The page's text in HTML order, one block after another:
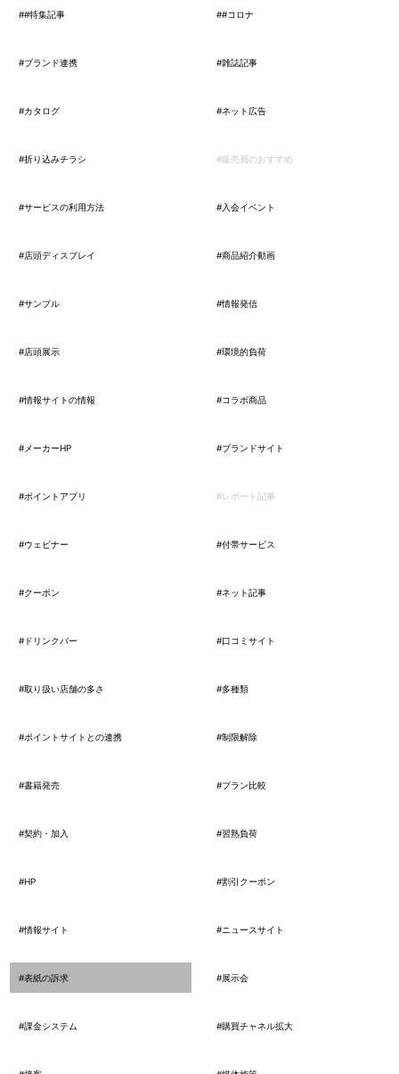
##特集記事 ##コロナ
#ブランド連携 #雑誌記事
#カタログ #ネット広告
#折り込みチラシ #販売員のおすすめ
#サービスの利用方法 #入会イベント
#店頭ディスプレイ #商品紹介動画
#サンプル #情報発信
#店頭展示 #環境的負荷
#情報サイトの情報 #コラボ商品
#メーカーHP #ブランドサイト
#ポイントアプリ #レポート記事
#ウェビナー #付帯サービス
#クーポン #ネット記事
#ドリンクバー #口コミサイト
#取り扱い店舗の多さ #多種類
#ポイントサイトとの連携 #制限解除
#書籍発売 #プラン比較
#契約・加入 #習熟負荷
#HP #割引クーポン
#情報サイト #ニュースサイト
#表紙の訴求 #展示会
#課金システム #購買チャネル拡大